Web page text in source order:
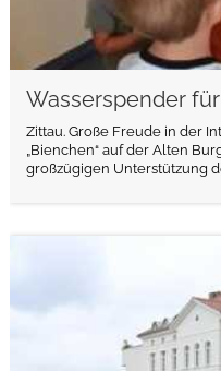
Wasserspender
Zittau. Große Freude in der
„Bienchen“ auf der Alten
großzügigen Unterstützung